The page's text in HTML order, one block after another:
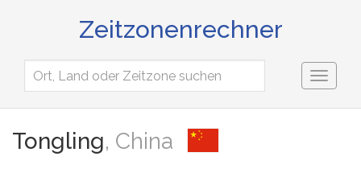
Zeitzonenrechner
Toggle
Tongling, China